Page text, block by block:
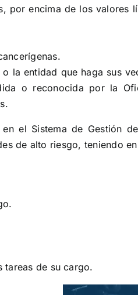
por encima de los valores
la entidad que haga sus
o reconocida por la
el Sistema de Gestión
de alto riesgo, teniendo
tareas de su cargo.